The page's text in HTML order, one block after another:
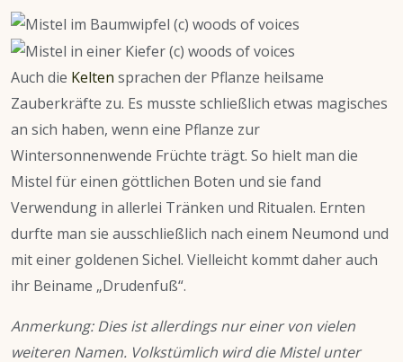
Auch die Kelten sprachen der Pflanze heilsame
Zauberkräfte zu. Es musste schließlich etwas magisches
an sich haben, wenn eine Pflanze zur
Wintersonnenwende Früchte trägt. So hielt man die
Mistel für einen göttlichen Boten und sie fand
Verwendung in allerlei Tränken und Ritualen. Ernten
durfte man sie ausschließlich nach einem Neumond und
mit einer goldenen Sichel. Vielleicht kommt daher auch
ihr Beiname „Drudenfuß“.
Anmerkung: Dies ist allerdings nur einer von vielen
weiteren Namen. Volkstümlich wird die Mistel unter